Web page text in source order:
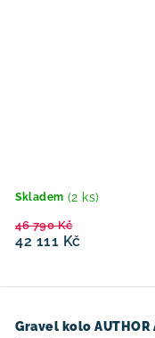
Skladem (2 ks)
42 111 Kč
46 790 Kč
Gravel kolo